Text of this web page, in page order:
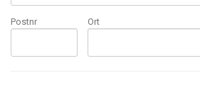
Postnr Ort